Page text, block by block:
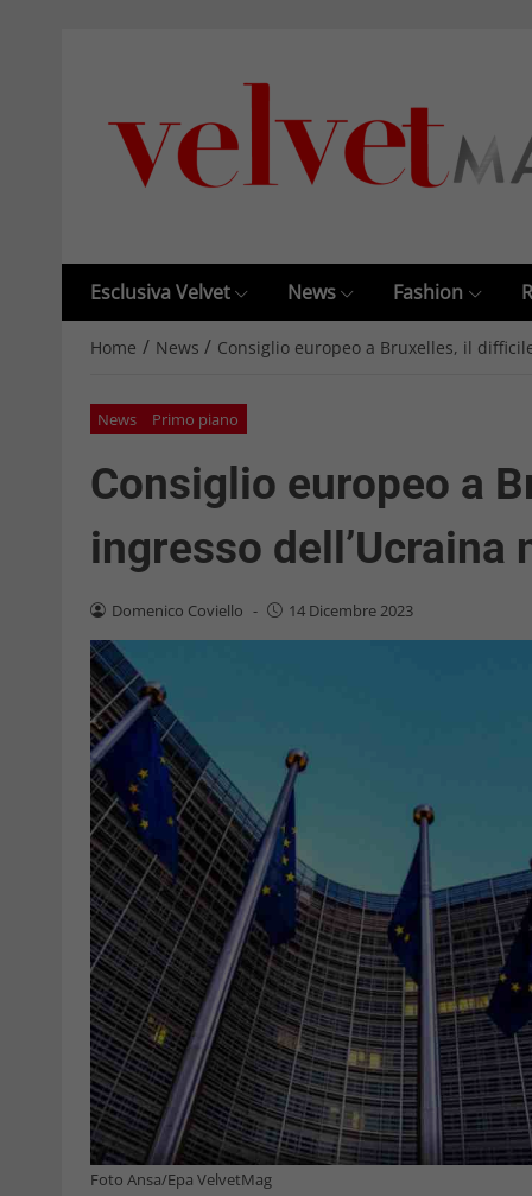
Esclusiva Velvet News Fashion
Home / News / Consiglio europeo a Bruxelles, il
News Primo piano
Consiglio europeo a
ingresso dell’Ucraina
Domenico Coviello - 14 Dicembre 2023
Foto Ansa/Epa VelvetMag